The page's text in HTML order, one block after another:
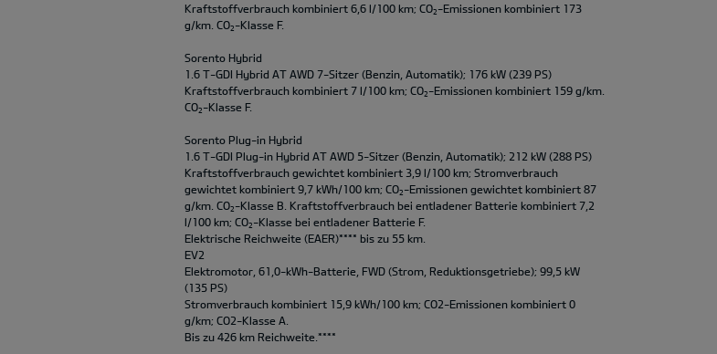
Kraftstoffverbrauch kombiniert 6,6 l/100 km; CO2 -Emissionen kombiniert 173
g/km. CO2 -Klasse F.
Sorento Hybrid
1.6 T-GDI Hybrid AT AWD 7-Sitzer (Benzin, Automatik); 176 kW (239 PS)
Kraftstoffverbrauch kombiniert 7 l/100 km; CO2 -Emissionen kombiniert 159 g/km.
CO2 -Klasse F.
Sorento Plug-in Hybrid
1.6 T-GDI Plug-in Hybrid AT AWD 5-Sitzer (Benzin, Automatik); 212 kW (288 PS)
Kraftstoffverbrauch gewichtet kombiniert 3,9 l/100 km; Stromverbrauch
gewichtet kombiniert 9,7 kWh/100 km; CO2 -Emissionen gewichtet kombiniert 87
g/km. CO2 -Klasse B. Kraftstoffverbrauch bei entladener Batterie kombiniert 7,2
l/100 km; CO2 -Klasse bei entladener Batterie F.
Elektrische Reichweite (EAER)**** bis zu 55 km.
EV2
Elektromotor, 61,0-kWh-Batterie, FWD (Strom, Reduktionsgetriebe); 99,5 kW
(135 PS)
Stromverbrauch kombiniert 15,9 kWh/100 km; CO2-Emissionen kombiniert 0
g/km; CO2-Klasse A.
Bis zu 426 km Reichweite.****